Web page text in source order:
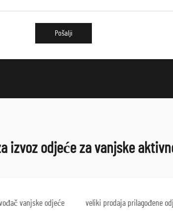
Pošalji
izvoz odjeće za vanjske
vanjske odjeće veliki prodaja prilagođene